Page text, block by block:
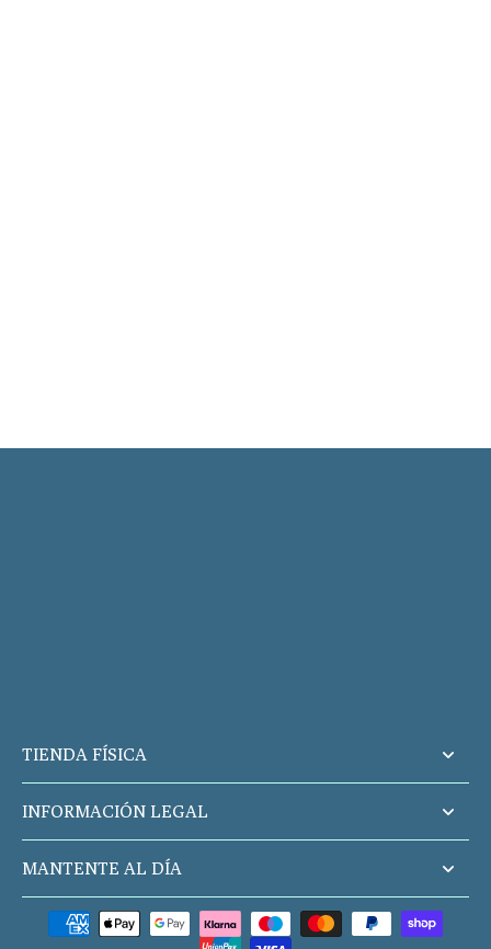
TIENDA FÍSICA
INFORMACIÓN LEGAL
MANTENTE AL DÍA